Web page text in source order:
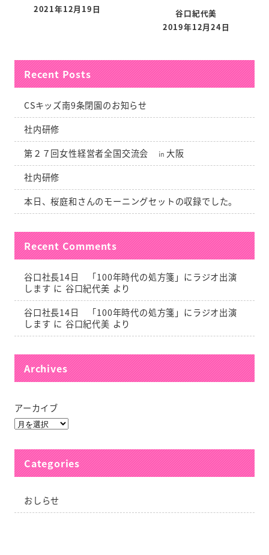
2021年12月19日
谷口紀代美
2019年12月24日
Recent Posts
CSキッズ南9条閉園のお知らせ
社内研修
第２７回女性経営者全国交流会 ㏌大阪
社内研修
本日、桜庭和さんのモーニングセットの収録でした。
Recent Comments
谷口社長14日 「100年時代の処方箋」にラジオ出演
します に 谷口紀代美 より
谷口社長14日 「100年時代の処方箋」にラジオ出演
します に 谷口紀代美 より
Archives
アーカイブ
Categories
おしらせ